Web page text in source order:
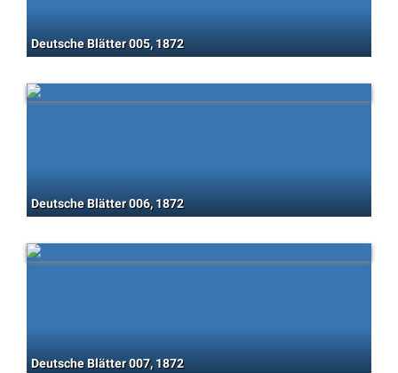
Deutsche Blätter 005, 1872
Deutsche Blätter 006, 1872
Deutsche Blätter 007, 1872